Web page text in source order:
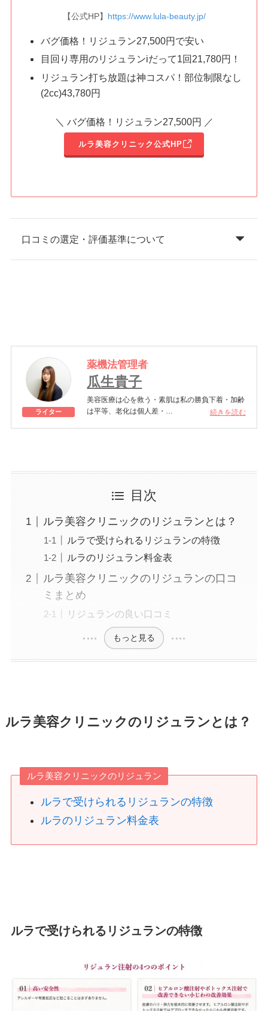
【公式HP】 https://www.lula-beauty.jp/
バグ価格！リジュラン27,500円で安い
目回り専用のリジュランiだって1回21,780円！
リジュラン打ち放題は神コスパ！部位制限なし
(2cc)43,780円
＼ バグ価格！リジュラン27,500円 ／
ルラ美容クリニック公式HP
口コミの選定・評価基準について
ライター
薬機法管理者
瓜生貴子
美容医療は心を救う・素肌は私の勝負下着・加齢
は平等、老化は個人差・
タ注射、いぼ除去、医療脱毛など
続きを読む
目次
ルラ美容クリニックのリジュランとは？
ルラで受けられるリジュランの特徴
ルラのリジュラン料金表
ルラ美容クリニックのリジュランの口コ
ミまとめ
リジュランの良い口コミ
もっと見る
ルラ美容クリニックのリジュランとは？
ルラ美容クリニックのリジュラン
ルラで受けられるリジュランの特徴
ルラのリジュラン料金表
ルラで受けられるリジュランの特徴